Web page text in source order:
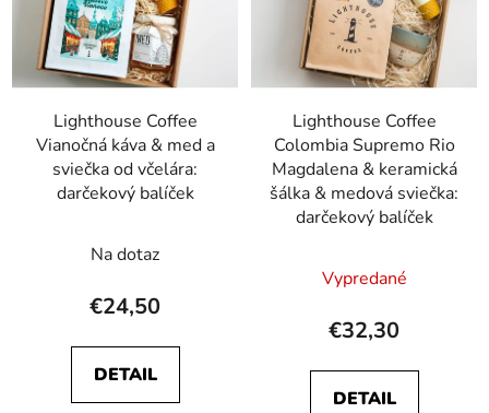
Lighthouse Coffee
Vianočná káva & med a
sviečka od včelára:
darčekový balíček
Na dotaz
€24,50
DETAIL
Lighthouse Coffee
Colombia Supremo Rio
Magdalena & keramická
šálka & medová sviečka:
darčekový balíček
Vypredané
€32,30
DETAIL